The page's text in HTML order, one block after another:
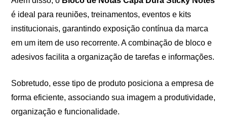
é ideal para reuniões, treinamentos, eventos e kits
institucionais, garantindo exposição contínua da marca
em um item de uso recorrente. A combinação de bloco e
adesivos facilita a organização de tarefas e informações.
Sobretudo, esse tipo de produto posiciona a empresa de
forma eficiente, associando sua imagem a produtividade,
organização e funcionalidade.